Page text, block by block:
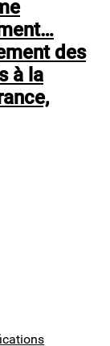
des
à la